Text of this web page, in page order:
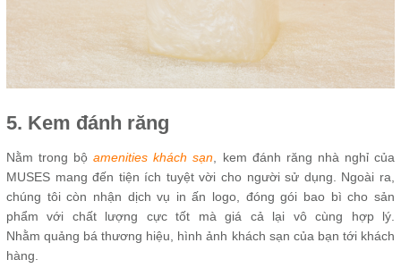
5. Kem đánh răng
Nằm trong bộamenities khách sạn , kem đánh răng nhà nghỉ của
MUSES mang đến tiện ích tuyệt vời cho người sử dụng. Ngoài ra,
chúng tôi còn nhận dịch vụ in ấn logo, đóng gói bao bì cho sản
phẩm với chất lượng cực tốt mà giá cả lại vô cùng hợp lý.
Nhằm quảng bá thương hiệu, hình ảnh khách sạn của bạn tới khách
hàng.